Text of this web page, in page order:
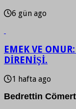
6 gün ago
EMEK VE
DİRENİŞİ.
1 hafta ago
Bedrettin